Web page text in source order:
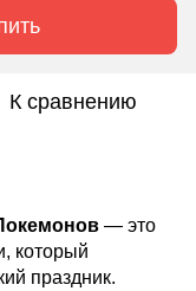
К сравнению
— это
который
праздник.